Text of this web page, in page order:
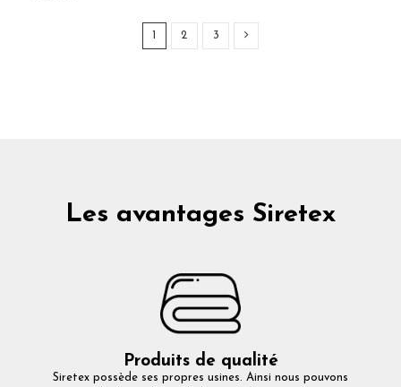
1 2 3
Les avantages Siretex
Produits de qualité
Siretex possède ses propres usines. Ainsi nous pouvons